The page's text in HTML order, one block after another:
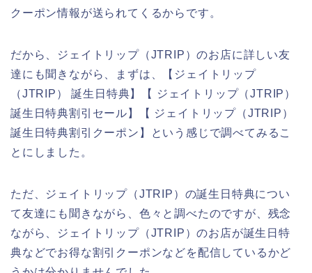
クーポン情報が送られてくるからです。
だから、ジェイトリップ（JTRIP）のお店に詳しい友
達にも聞きながら、まずは、【ジェイトリップ
（JTRIP） 誕生日特典】【 ジェイトリップ（JTRIP）
誕生日特典割引セール】【 ジェイトリップ（JTRIP）
誕生日特典割引クーポン】という感じで調べてみるこ
とにしました。
ただ、ジェイトリップ（JTRIP）の誕生日特典につい
て友達にも聞きながら、色々と調べたのですが、残念
ながら、ジェイトリップ（JTRIP）のお店が誕生日特
典などでお得な割引クーポンなどを配信しているかど